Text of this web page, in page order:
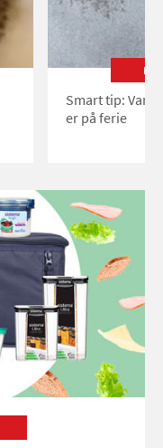
Smart tip:
er på ferie